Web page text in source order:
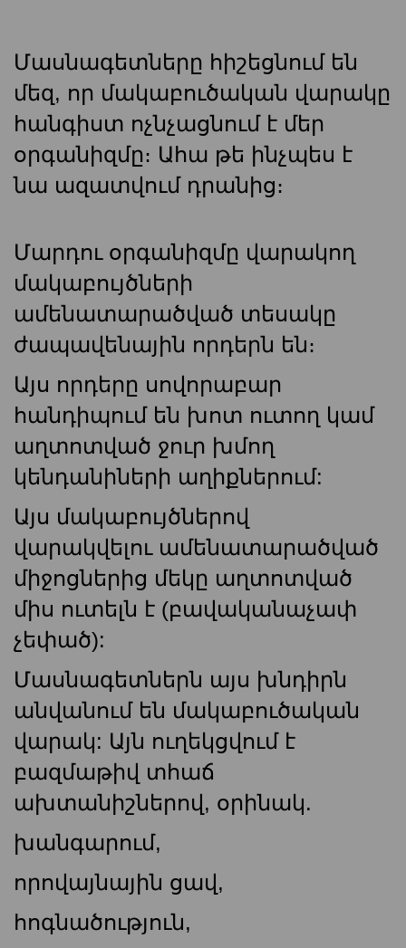
Մասնագետները հիշեցնում են
մեզ, որ մակաբուծական վարակը
հանգիստ ոչնչացնում է մեր
օրգանիզմը։ Ահա թե ինչպես է
նա ազատվում դրանից։
Մարդու օրգանիզմը վարակող
մակաբույծների
ամենատարածված տեսակը
ժապավենային որդերն են։
Այս որդերը սովորաբար
հանդիպում են խոտ ուտող կամ
աղտոտված ջուր խմող
կենդանիների աղիքներում:
Այս մակաբույծներով
վարակվելու ամենատարածված
միջոցներից մեկը աղտոտված
միս ուտելն է (բավականաչափ
չեփած):
Մասնագետներն այս խնդիրն
անվանում են մակաբուծական
վարակ: Այն ուղեկցվում է
բազմաթիվ տհաճ
ախտանիշներով, օրինակ.
խանգարում,
որովայնային ցավ,
հոգնածություն,